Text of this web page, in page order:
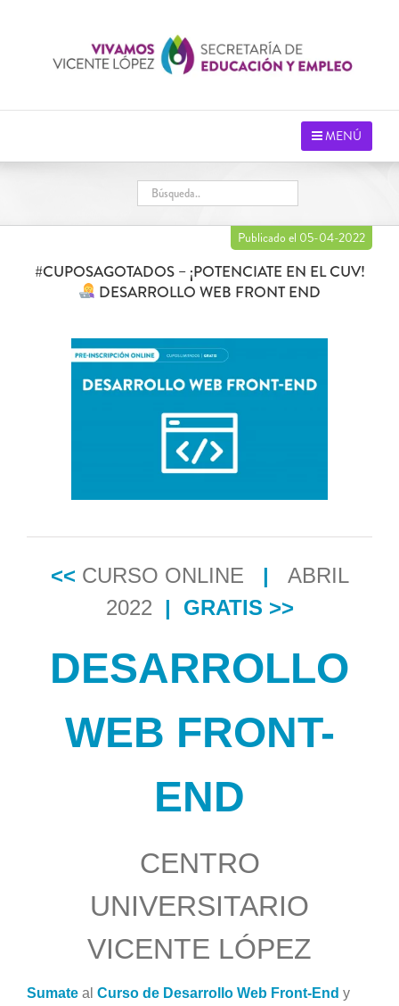
MENÚ
Publicado el 05-04-2022
#CUPOSAGOTADOS – ¡POTENCIATE EN EL CUV!
DESARROLLO WEB FRONT END
<< CURSO ONLINE | ABRIL
2022 | GRATIS >>
DESARROLLO
WEB FRONT-
END
CENTRO
UNIVERSITARIO
VICENTE LÓPEZ
Sumate al Curso de Desarrollo Web Front-End y